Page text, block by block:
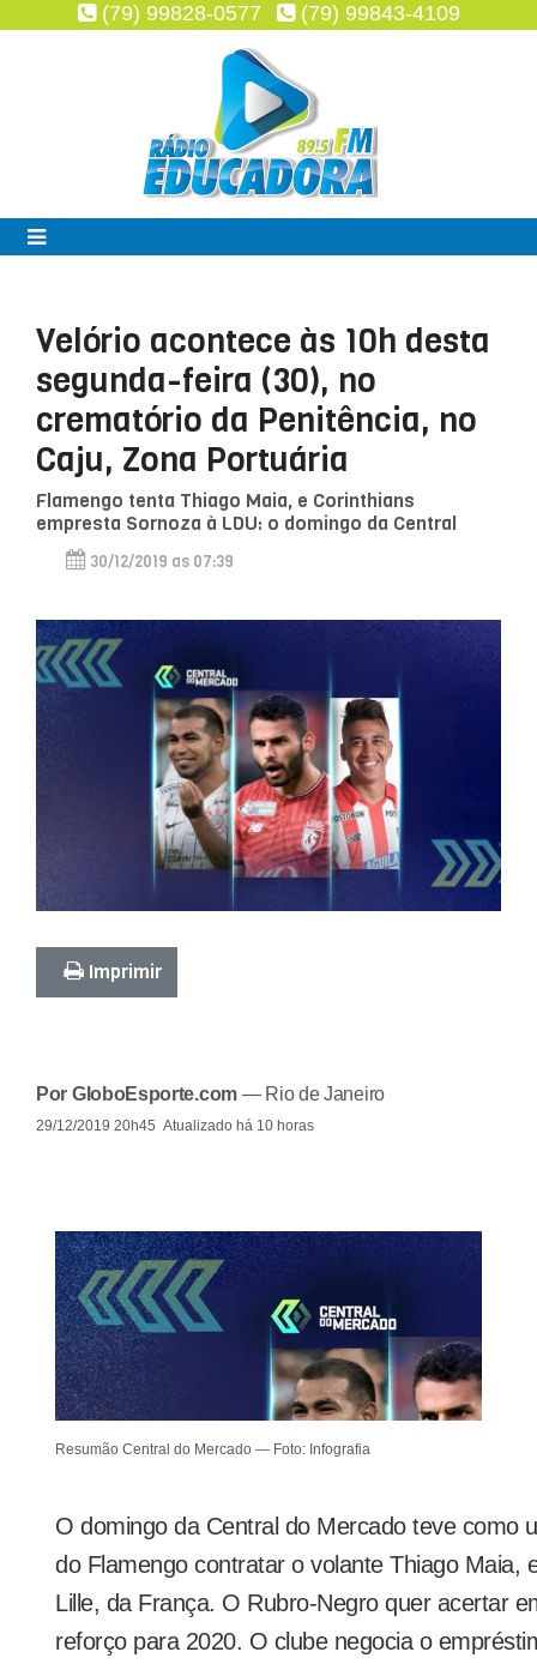
(79) 99828-0577 (79) 99843-4109
Velório acontece às 10h desta
segunda-feira (30), no
crematório da Penitência, no
Caju, Zona Portuária
Flamengo tenta Thiago Maia, e Corinthians
empresta Sornoza à LDU: o domingo da Central
30/12/2019 as 07:39
Imprimir
Por GloboEsporte.com — Rio de Janeiro
29/12/2019 20h45 Atualizado há 10 horas
Resumão Central do Mercado — Foto: Infografia
O domingo da Central do Mercado teve como
do Flamengo contratar o volante Thiago Maia,
Lille, da França. O Rubro-Negro quer acertar
reforço para 2020. O clube negocia o